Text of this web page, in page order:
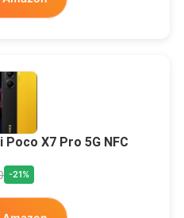
X7 Pro 5G NFC
-21%